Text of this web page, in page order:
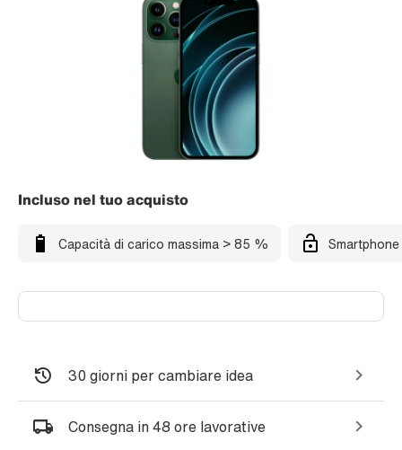
Incluso nel tuo acquisto
Capacità di carico massima > 85 %
30 giorni per cambiare idea
Consegna in 48 ore lavorative